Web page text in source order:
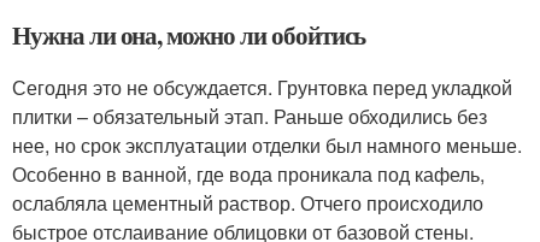
Нужна ли она, можно ли обойтись
Сегодня это не обсуждается. Грунтовка перед укладкой
плитки – обязательный этап. Раньше обходились без
нее, но срок эксплуатации отделки был намного меньше.
Особенно в ванной, где вода проникала под кафель,
ослабляла цементный раствор. Отчего происходило
быстрое отслаивание облицовки от базовой стены.